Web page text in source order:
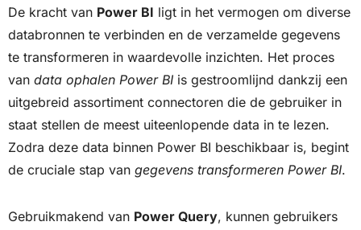
De kracht van Power BI ligt in het vermogen om diverse
databronnen te verbinden en de verzamelde gegevens
te transformeren in waardevolle inzichten. Het proces
van data ophalen Power BI is gestroomlijnd dankzij een
uitgebreid assortiment connectoren die de gebruiker in
staat stellen de meest uiteenlopende data in te lezen.
Zodra deze data binnen Power BI beschikbaar is, begint
de cruciale stap van gegevens transformeren Power BI.
Gebruikmakend van Power Query, kunnen gebruikers